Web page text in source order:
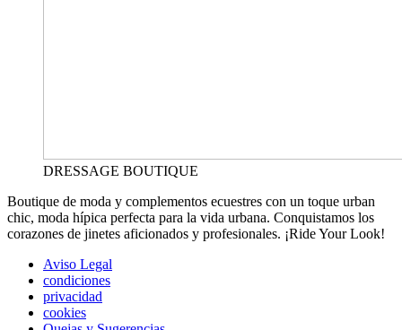
DRESSAGE BOUTIQUE
Boutique de moda y complementos ecuestres con un toque urban
chic, moda hípica perfecta para la vida urbana. Conquistamos los
corazones de jinetes aficionados y profesionales. ¡Ride Your Look!
Aviso Legal
condiciones
privacidad
cookies